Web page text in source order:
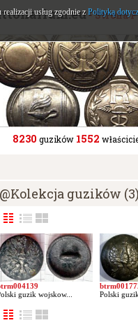
- Strona
8230 guzików 1552
@Kolekcja guzików
guzik wojskow...
Polski
usług zgodnie z Polityką